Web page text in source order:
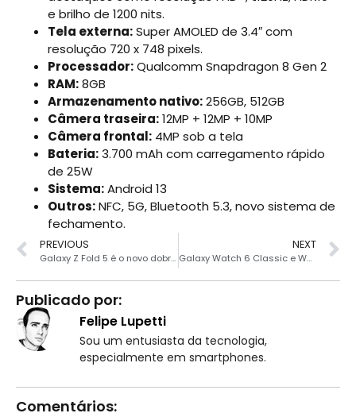
e brilho de 1200 nits.
Tela externa:Super AMOLED de 3.4″ com
resolução 720 x 748 pixels.
Processador:Qualcomm Snapdragon 8 Gen 2
RAM:8GB
Armazenamento nativo:256GB, 512GB
Câmera traseira:12MP + 12MP + 10MP
Câmera frontal: 4MP sob a tela
Bateria:3.700 mAh com carregamento rápido
de 25W
Sistema:Android 13
Outros:NFC, 5G, Bluetooth 5.3, novo sistema de
fechamento.
PREVIOUS
Galaxy Z Fold 5 é o novo dobrável da Samsung com Snapdragon 8 Gen 2
NEXT
Galaxy Watch 6 Classic e Watch 6 são lançados pela Samsung
Publicado por:
Felipe Lupetti
Sou um entusiasta da tecnologia,
especialmente em smartphones.
Comentários: